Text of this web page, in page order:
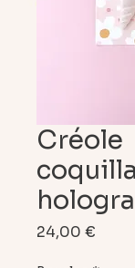
Créole
24,00 €